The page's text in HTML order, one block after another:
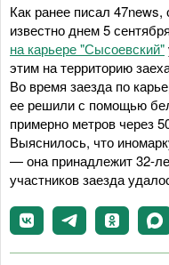
Как ранее писал 47news,
известно днем 5
на карьере "Сысоевский"
этим на территорию
Во время заезда по
ее решили с помощью
примерно метров через
Выяснилось, что
— она принадлежит 32-
участников заезда